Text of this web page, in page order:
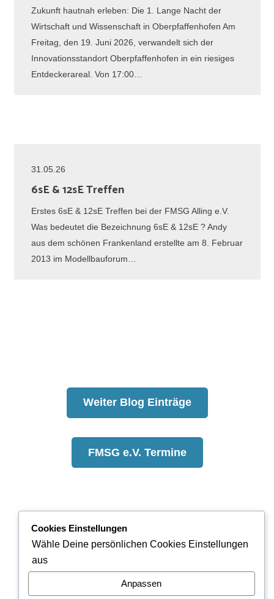
Zukunft hautnah erleben: Die 1. Lange Nacht der
Wirtschaft und Wissenschaft in Oberpfaffenhofen Am
Freitag, den 19. Juni 2026, verwandelt sich der
Innovationsstandort Oberpfaffenhofen in ein riesiges
Entdeckerareal. Von 17:00…
31.05.26
6sE & 12sE Treffen
Erstes 6sE & 12sE Treffen bei der FMSG Alling e.V.
Was bedeutet die Bezeichnung 6sE & 12sE ? Andy
aus dem schönen Frankenland erstellte am 8. Februar
2013 im Modellbauforum…
Weiter Blog Einträge
FMSG e.V. Termine
mailKontakt
Datenschutzerklärung
Cookies Einstellungen
Wähle Deine persönlichen Cookies Einstellungen
aus
Anpassen